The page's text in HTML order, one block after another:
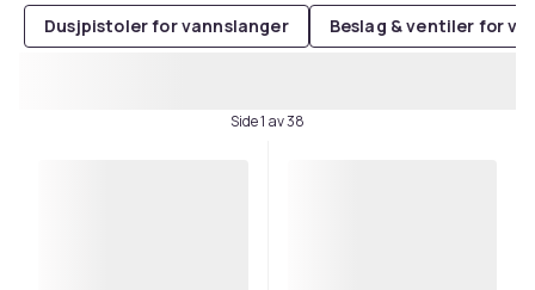
Dusjpistoler for vannslanger Beslag & ventiler for
Side 1 av 38